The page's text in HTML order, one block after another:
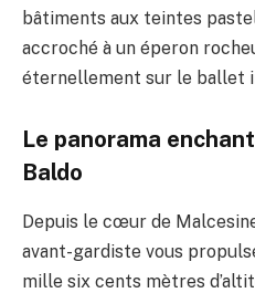
bâtiments aux teintes
accroché à un éperon
éternellement sur le ballet
Le panorama
Baldo
Depuis le cœur de
avant-gardiste vous
mille six cents mètres